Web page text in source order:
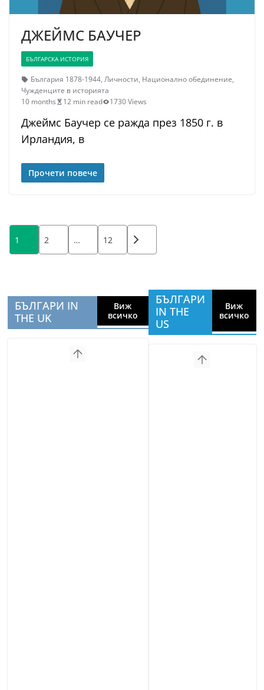
ДЖЕЙМС БАУЧЕР
БЪЛГАРСКА ИСТОРИЯ
България 1878-1944, Личности, Национално обединение,
Чужденците в историята
10 months
12 min read 1730 Views
Джеймс Баучер се ражда през 1850 г. в
Ирландия, в
Прочети повече
Posts
pagination
1 2 … 12
БЪЛГАРИ IN
THE UK
Виж
всичко
БЪЛГАРИ
IN THE
US
Виж
всичко